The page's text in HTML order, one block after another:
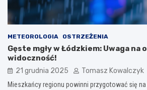
METEOROLOGIA OSTRZEŻENIA
Gęste mgły w Łódzkiem: Uwaga na
widoczność!
21 grudnia 2025 Tomasz Kowalczyk
Mieszkańcy regionu powinni przygotować się